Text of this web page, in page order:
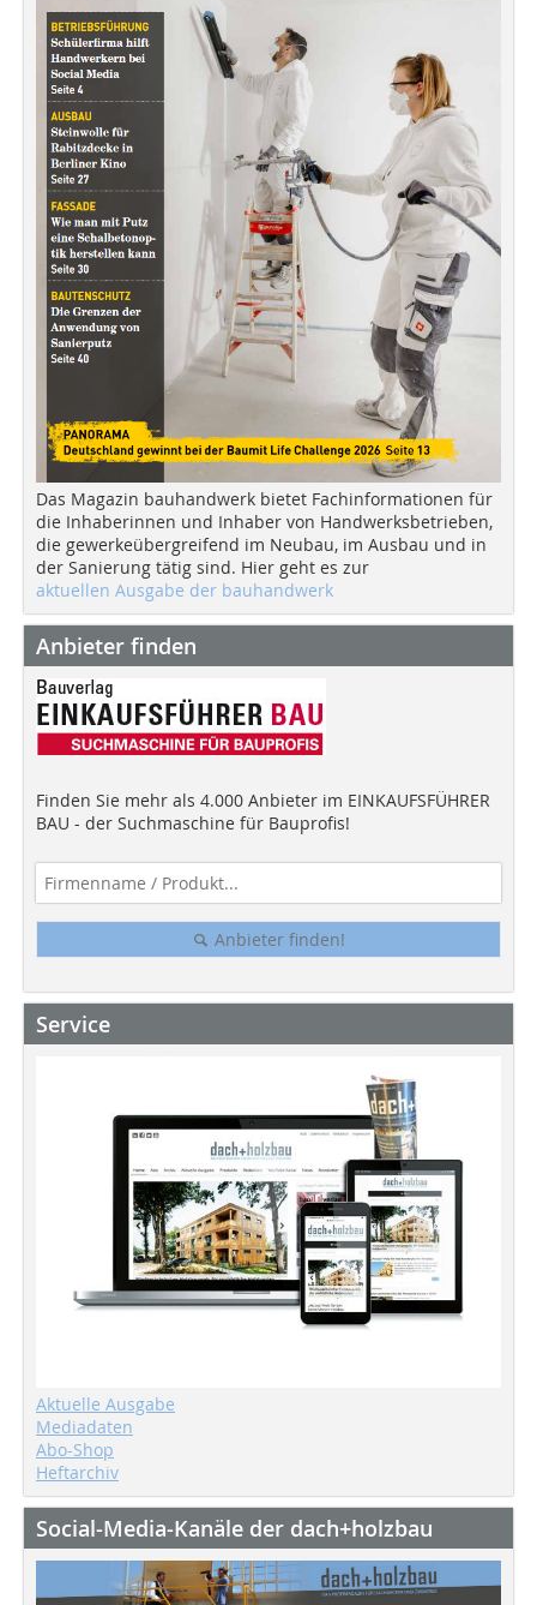
Das Magazin bauhandwerk bietet Fachinformationen für
die Inhaberinnen und Inhaber von Handwerksbetrieben,
die gewerkeübergreifend im Neubau, im Ausbau und in
der Sanierung tätig sind. Hier geht es zur
aktuellen Ausgabe der bauhandwerk
Anbieter finden
Finden Sie mehr als 4.000 Anbieter im EINKAUFSFÜHRER
BAU - der Suchmaschine für Bauprofis!
Anbieter finden!
Service
Aktuelle Ausgabe
Mediadaten
Abo-Shop
Heftarchiv
Social-Media-Kanäle der dach+holzbau